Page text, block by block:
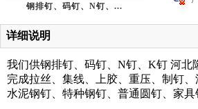
钢排钉、码钉、N钉、...
详细说明
我们供钢排钉、码钉、N钉、K钉 河
完成拉丝、集线、上胶、重压、制钉
水泥钢钉、特种钢钉、普通圆钉、家